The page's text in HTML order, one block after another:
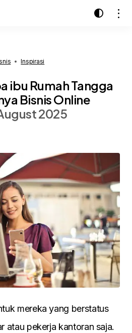
Inspirasi
ibu Rumah Tangga
Bisnis Online
2025
mereka yang berstatus
atau pekerja kantoran saja.